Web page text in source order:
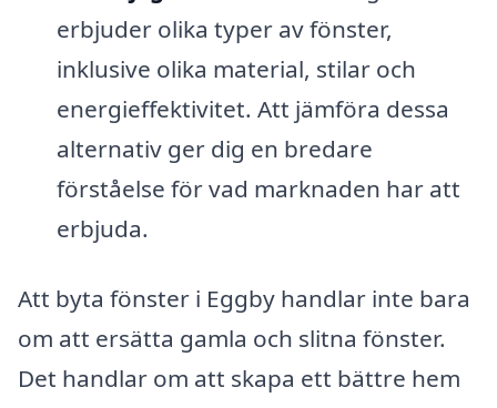
erbjuder olika typer av fönster,
inklusive olika material, stilar och
energieffektivitet. Att jämföra dessa
alternativ ger dig en bredare
förståelse för vad marknaden har att
erbjuda.
Att byta fönster i Eggby handlar inte bara
om att ersätta gamla och slitna fönster.
Det handlar om att skapa ett bättre hem